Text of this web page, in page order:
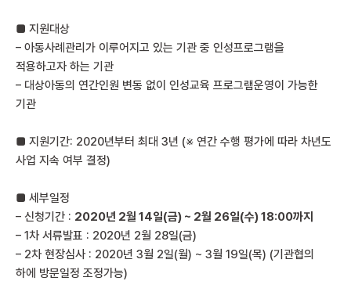
■ 지원대상
– 아동사례관리가 이루어지고 있는 기관 중 인성프로그램을
적용하고자 하는 기관
– 대상아동의 연간인원 변동 없이 인성교육 프로그램운영이 가능한
기관
■ 지원기간: 2020년부터 최대 3년 (※ 연간 수행 평가에 따라 차년도
사업 지속 여부 결정)
■ 세부일정
– 신청기간 : 2020년 2월 14일(금) ~ 2월 26일(수) 18:00까지
– 1차 서류발표 : 2020년 2월 28일(금)
– 2차 현장심사 : 2020년 3월 2일(월) ~ 3월 19일(목) (기관협의
하에 방문일정 조정가능)